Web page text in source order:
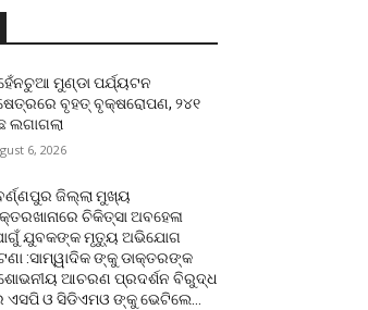
ମୁଣ୍ଡା ପର୍ଯ୍ୟଟନ
ବୃହତ୍ ବୃକ୍ଷରୋପଣ, ୨୪୧
ଲଗାଗଲା
6, 2026
ଜିଲ୍ଲା ମୁଖ୍ୟ
ଚିକିତ୍ସା ଅବହେଳା
ଯୁବକଙ୍କ ମୃତ୍ୟୁ ଅଭିଯୋଗ
:ସାମ୍ୱାଦିକ ଙ୍କୁ ଡାକ୍ତରଙ୍କ
ଆଚରଣ ପ୍ରଦର୍ଶନ ବିରୁଦ୍ଧ
ଏସପି ଓ ସିଡିଏମଓ ଙ୍କୁ ଭେଟିଲେ...